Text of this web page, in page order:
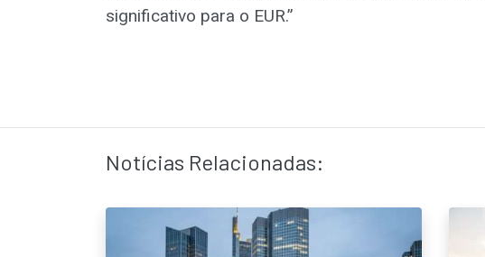
significativo para o EUR.”
Notícias Relacionadas: